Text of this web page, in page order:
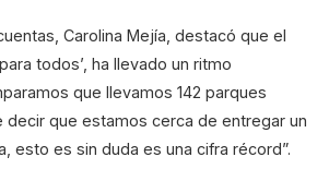
Carolina Mejía, destacó que el
todos’, ha llevado un ritmo
que llevamos 142 parques
decir que estamos cerca de entregar un
esto es sin duda es una cifra récord”.